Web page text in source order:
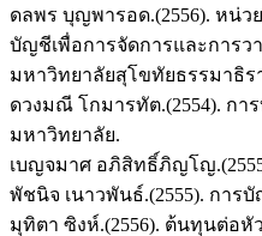
ดลพร บุญพารอด.(2556). หน่
บัญชีเพื่อการจัดการและการว
มหาวิทยาลัยสุโขทัยธรรมาธิร
ดวงมณี โกมารทัต.(2554). ก
มหาวิทยาลัย.
เบญจมาศ อภิสิทธิ์ภิญโญ
พัชนิจ เนาวพันธ์.(2555). การ
มุทิตา ซิงห์.(2556). ต้นทุนต่อ